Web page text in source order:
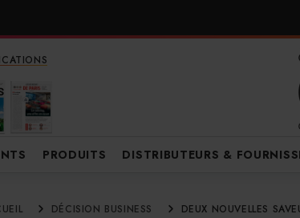
PRODUITS DISTRIBUTEURS &
DÉCISION BUSINESS DEUX NOUVELLES